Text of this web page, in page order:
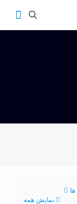
نمایش همه